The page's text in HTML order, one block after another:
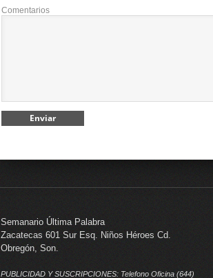
Comentarios
Semanario Última Palabra
Zacatecas 601 Sur Esq. Niños Héroes Cd.
Obregón, Son.
PUBLICIDAD Y SUSCRIPCIONES: Telefono Oficina (644)